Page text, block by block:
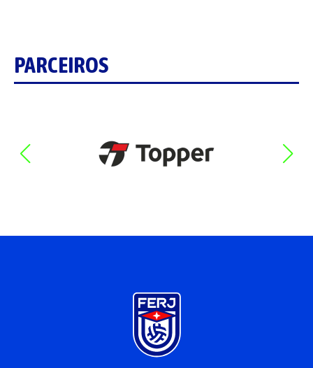
PARCEIROS